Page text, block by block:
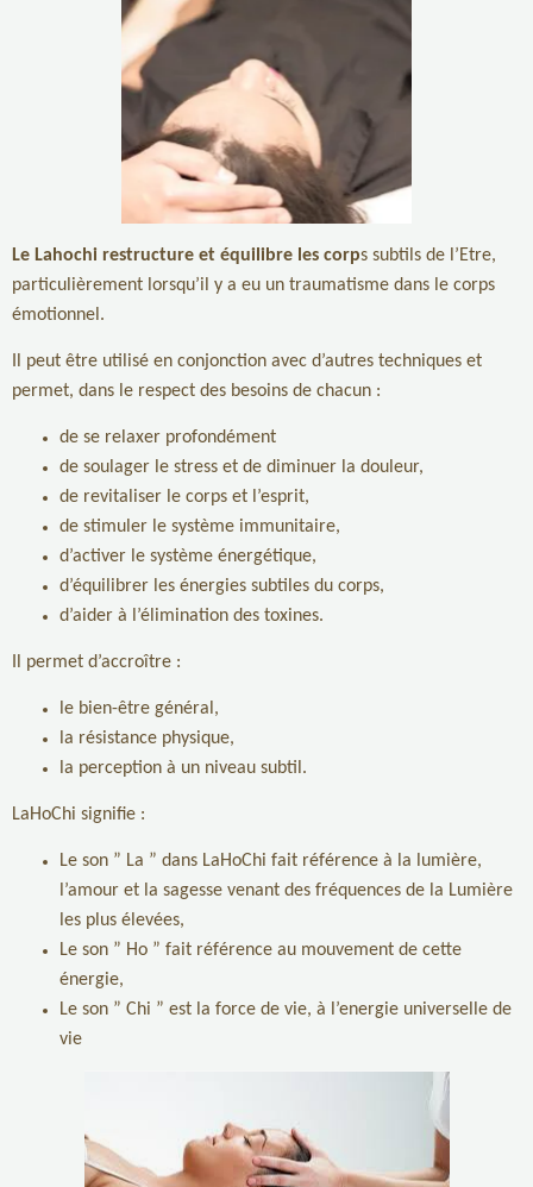
Le Lahochi restructure et équilibre les corps subtils de l’Etre,
particulièrement lorsqu’il y a eu un traumatisme dans le corps
émotionnel.
Il peut être utilisé en conjonction avec d’autres techniques et
permet, dans le respect des besoins de chacun :
de se relaxer profondément
de soulager le stress et de diminuer la douleur,
de revitaliser le corps et l’esprit,
de stimuler le système immunitaire,
d’activer le système énergétique,
d’équilibrer les énergies subtiles du corps,
d’aider à l’élimination des toxines.
Il permet d’accroître :
le bien-être général,
la résistance physique,
la perception à un niveau subtil.
LaHoChi signifie :
Le son ” La ” dans LaHoChi fait référence à la lumière,
l’amour et la sagesse venant des fréquences de la Lumière
les plus élevées,
Le son ” Ho ” fait référence au mouvement de cette
énergie,
Le son ” Chi ” est la force de vie, à l’energie universelle de
vie